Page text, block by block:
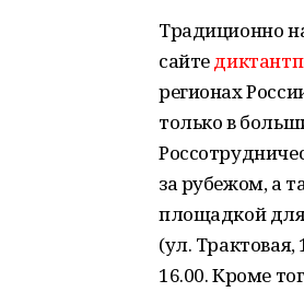
Традиционно
сайте
регионах
только в
за рубежом, а
площадкой
(ул.
16.00. Кроме